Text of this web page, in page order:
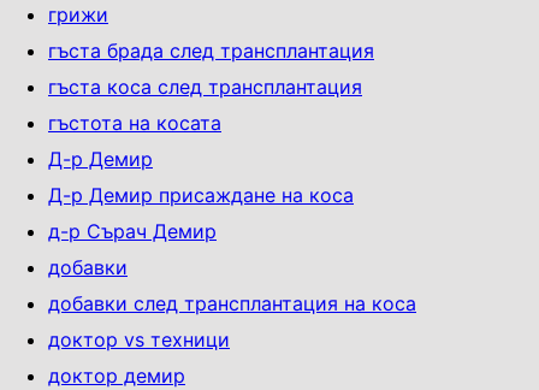
грижи
гъста брада след трансплантация
гъста коса след трансплантация
гъстота на косата
Д-р Демир
Д-р Демир присаждане на коса
д-р Сърач Демир
добавки
добавки след трансплантация на коса
доктор vs техници
доктор демир